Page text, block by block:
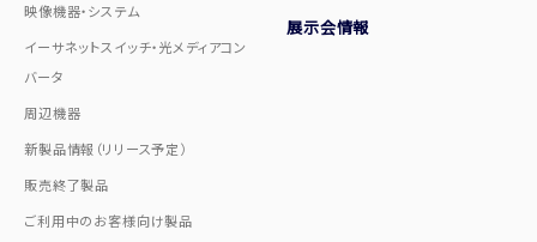
映像機器・システム
イーサネットスイッチ・光メディアコン
バータ
周辺機器
新製品情報（リリース予定）
販売終了製品
ご利用中のお客様向け製品
展示会情報